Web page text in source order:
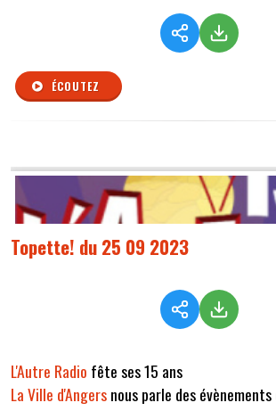
ÉCOUTEZ
Topette! du 25 09 2023
L'Autre Radio fête ses 15 ans
La Ville d'Angersnous parle des